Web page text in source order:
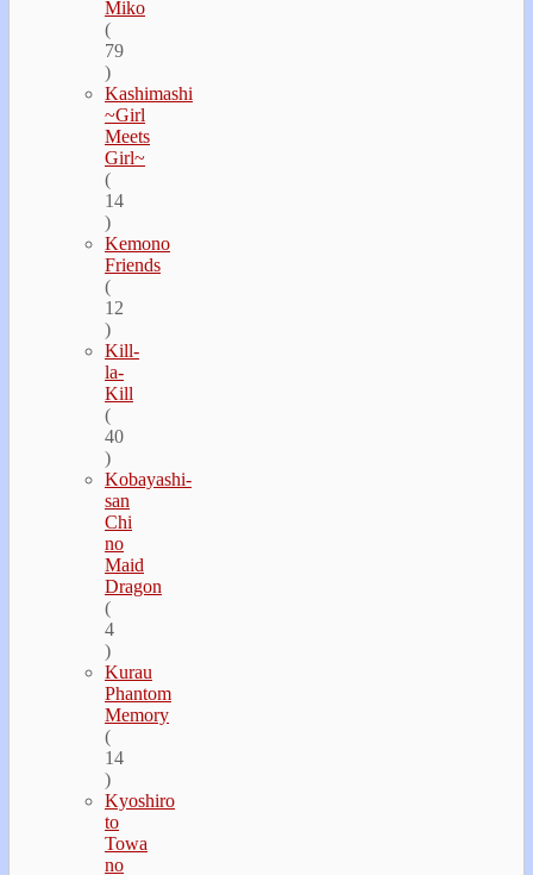
Miko
(
79
)
Kashimashi
~Girl
Meets
Girl~
(
14
)
Kemono
Friends
(
12
)
Kill-
la-
Kill
(
40
)
Kobayashi-
san
Chi
no
Maid
Dragon
(
4
)
Kurau
Phantom
Memory
(
14
)
Kyoshiro
to
Towa
no